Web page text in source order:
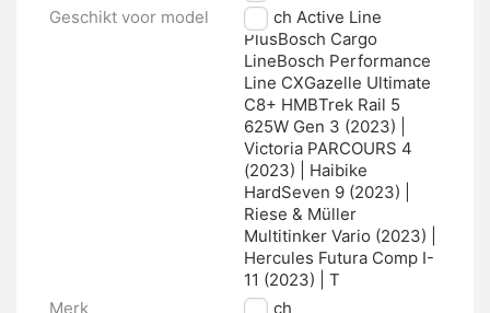
Geschikt voor model
Bosch Active Line
PlusBosch Cargo
LineBosch Performance
Line CXGazelle Ultimate
C8+ HMBTrek Rail 5
625W Gen 3 (2023) |
Victoria PARCOURS 4
(2023) | Haibike
HardSeven 9 (2023) |
Riese & Müller
Multitinker Vario (2023) |
Hercules Futura Comp I-
11 (2023) | T
Merk
Bosch